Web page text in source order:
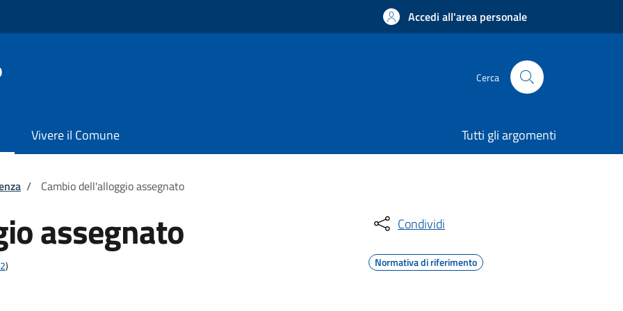
Accedi all'area personale
Cerca
Vivere il Comune Tutti gli argomenti
/ Cambio dell'alloggio assegnato
assegnato
)
Condividi
Normativa di riferimento